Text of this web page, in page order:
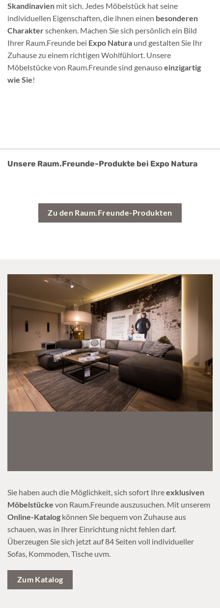
Skandinavien mit sich. Jedes Möbelstück hat seine
individuellen Eigenschaften, die ihnen einen besonderen
Charakterschenken. Machen Sie sich persönlich ein Bild
Ihrer Raum.Freunde bei Expo Natura und gestalten Sie Ihr
Zuhause zu einem richtigen Wohlfühlort. Unsere
Möbelstücke von Raum.Freunde sind genausoeinzigartig
wie Sie!
Unsere Raum.Freunde-Produkte bei Expo Natura
Zu den Raum.Freunde-Produkten
Sie haben auch die Möglichkeit, sich sofort Ihreexklusiven
Möbelstücke von Raum.Freunde auszusuchen. Mit unserem
Online-Katalog können Sie bequem von Zuhause aus
schauen, was in Ihrer Einrichtung nicht fehlen darf.
Überzeugen Sie sich jetzt auf 84 Seiten voll individueller
Sofas, Kommoden, Tische uvm.
Zum Katalog